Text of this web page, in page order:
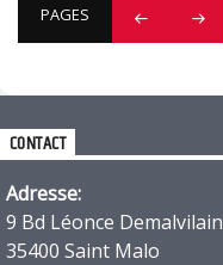
PAGES
CONTACT
Adresse:
9 Bd Léonce Demalvilain
35400 Saint Malo